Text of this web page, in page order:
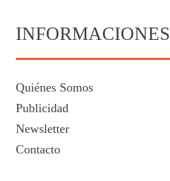
INFORMACIONES
Quiénes Somos
Publicidad
Newsletter
Contacto